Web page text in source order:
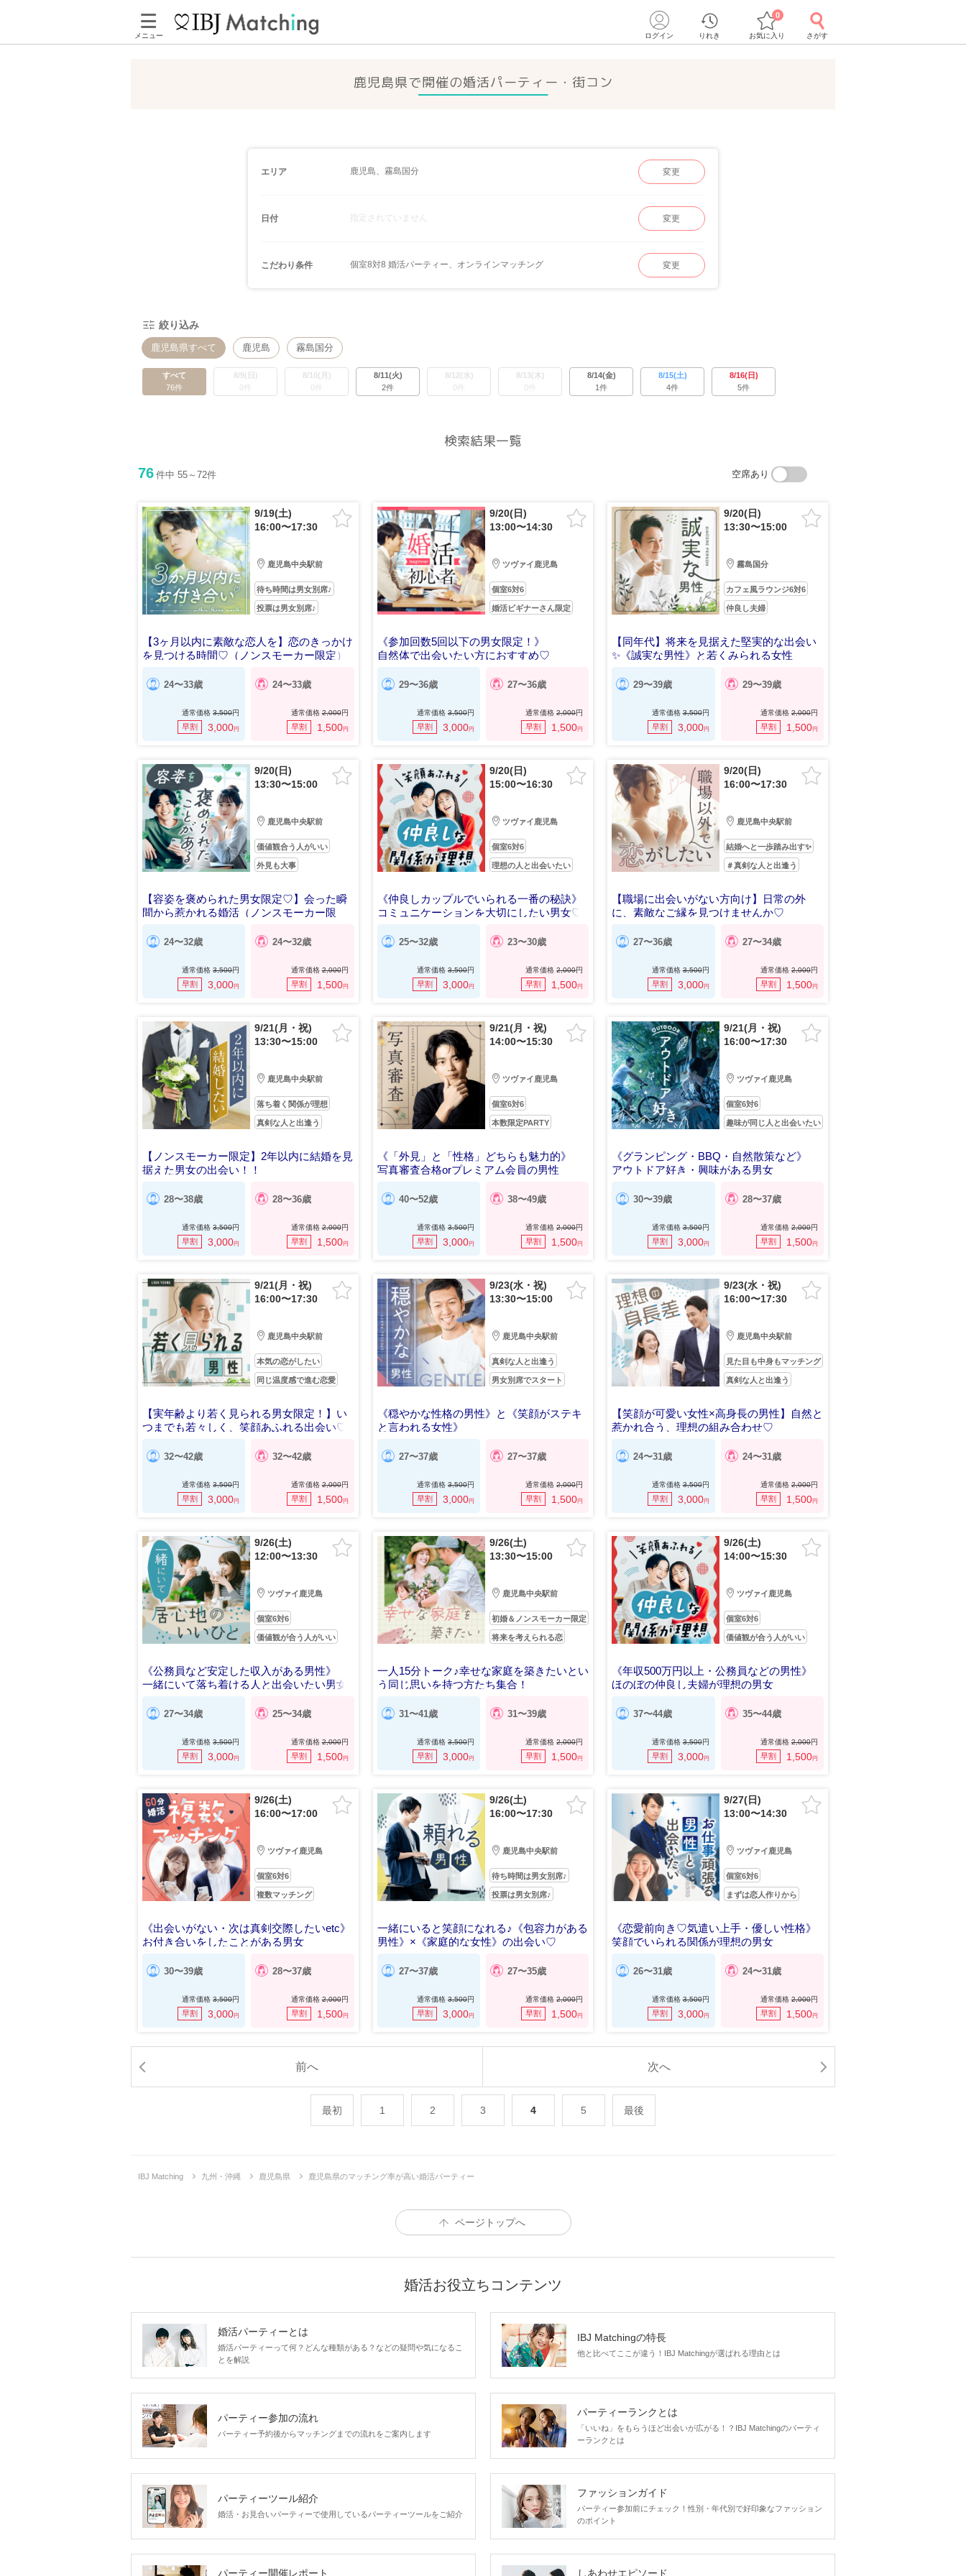
メニュー ログイン りれき お気に入り
0
さがす
鹿児島県で開催の婚活パーティー ・街コン
エリア 鹿児島、霧島国分 変更
日付 指定されていません 変更
こだわり条件 個室8対8 婚活パーティー、オンラインマッチング 変更
絞り込み
鹿児島県すべて 鹿児島 霧島国分
すべて
76件
8/9(日)
0件
8/10(月)
0件
8/11(火)
2件
8/12(水)
0件
8/13(木)
0件
8/14(金)
1件
8/15(土)
4件
8/16(日)
5件
検索結果一覧
76 件中 55～72件 空席あり
9/19(土)
16:00〜17:30
鹿児島中央駅前
待ち時間は男女別席♪
投票は男女別席♪
【3ヶ月以内に素敵な恋人を】恋のきっかけ
を見つける時間♡（ノンスモーカー限定）
24〜33歳
通常価格3,500円
早割 3,000円
24〜33歳
通常価格2,000円
早割 1,500円
9/20(日)
13:00〜14:30
ツヴァイ鹿児島
個室6対6
婚活ビギナーさん限定
《参加回数5回以下の男女限定！》
自然体で出会いたい方におすすめ♡
29〜36歳
通常価格 3,500円
早割 3,000円
27〜36歳
通常価格2,000円
早割 1,500円
9/20(日)
13:30〜15:00
霧島国分
カフェ風ラウンジ6対6
仲良し夫婦
【同年代】将来を見据えた堅実的な出会い
✨️《誠実な男性》と若くみられる女性
29〜39歳
通常価格3,500円
早割 3,000円
29〜39歳
通常価格 2,000円
早割 1,500円
9/20(日)
13:30〜15:00
鹿児島中央駅前
価値観合う人がいい
外見も大事
【容姿を褒められた男女限定♡】会った瞬
間から惹かれる婚活（ノンスモーカー限
24〜32歳
通常価格3,500円
早割 3,000円
24〜32歳
通常価格2,000円
早割 1,500円
9/20(日)
15:00〜16:30
ツヴァイ鹿児島
個室6対6
理想の人と出会いたい
《仲良しカップルでいられる一番の秘訣》
コミュニケーションを大切にしたい男女♡
25〜32歳
通常価格 3,500円
早割 3,000円
23〜30歳
通常価格2,000円
早割 1,500円
9/20(日)
16:00〜17:30
鹿児島中央駅前
結婚へと一歩踏み出す✨️
＃真剣な人と出逢う
【職場に出会いがない方向け】日常の外
に、素敵なご縁を見つけませんか♡
27〜36歳
通常価格3,500円
早割 3,000円
27〜34歳
通常価格 2,000円
早割 1,500円
9/21(月・祝)
13:30〜15:00
鹿児島中央駅前
落ち着く関係が理想
真剣な人と出逢う
【ノンスモーカー限定】2年以内に結婚を見
据えた男女の出会い！！
28〜38歳
通常価格3,500円
早割 3,000円
28〜36歳
通常価格2,000円
早割 1,500円
9/21(月・祝)
14:00〜15:30
ツヴァイ鹿児島
個室6対6
本数限定PARTY
《「外見」と「性格」どちらも魅力的》
写真審査合格orプレミアム会員の男性
40〜52歳
通常価格 3,500円
早割 3,000円
38〜49歳
通常価格2,000円
早割 1,500円
9/21(月・祝)
16:00〜17:30
ツヴァイ鹿児島
個室6対6
趣味が同じ人と出会いたい
《グランピング・BBQ・自然散策など》
アウトドア好き・興味がある男女
30〜39歳
通常価格3,500円
早割 3,000円
28〜37歳
通常価格 2,000円
早割 1,500円
9/21(月・祝)
16:00〜17:30
鹿児島中央駅前
本気の恋がしたい
同じ温度感で進む恋愛
【実年齢より若く見られる男女限定！】い
つまでも若々しく、笑顔あふれる出会い♡
32〜42歳
通常価格3,500円
早割 3,000円
32〜42歳
通常価格2,000円
早割 1,500円
9/23(水・祝)
13:30〜15:00
鹿児島中央駅前
真剣な人と出逢う
男女別席でスタート
《穏やかな性格の男性》と《笑顔がステキ
と言われる女性》
27〜37歳
通常価格 3,500円
早割 3,000円
27〜37歳
通常価格2,000円
早割 1,500円
9/23(水・祝)
16:00〜17:30
鹿児島中央駅前
見た目も中身もマッチング
真剣な人と出逢う
【笑顔が可愛い女性×高身長の男性】自然と
惹かれ合う、理想の組み合わせ♡
24〜31歳
通常価格3,500円
早割 3,000円
24〜31歳
通常価格 2,000円
早割 1,500円
9/26(土)
12:00〜13:30
ツヴァイ鹿児島
個室6対6
価値観が合う人がいい
《公務員など安定した収入がある男性》
一緒にいて落ち着ける人と出会いたい男女
27〜34歳
通常価格3,500円
早割 3,000円
25〜34歳
通常価格2,000円
早割 1,500円
9/26(土)
13:30〜15:00
鹿児島中央駅前
初婚＆ノンスモーカー限定
将来を考えられる恋
一人15分トーク♪幸せな家庭を築きたいとい
う同じ思いを持つ方たち集合！
31〜41歳
通常価格 3,500円
早割 3,000円
31〜39歳
通常価格2,000円
早割 1,500円
9/26(土)
14:00〜15:30
ツヴァイ鹿児島
個室6対6
価値観が合う人がいい
《年収500万円以上・公務員などの男性》
ほのぼの仲良し夫婦が理想の男女
37〜44歳
通常価格3,500円
早割 3,000円
35〜44歳
通常価格 2,000円
早割 1,500円
9/26(土)
16:00〜17:00
ツヴァイ鹿児島
個室6対6
複数マッチング
《出会いがない・次は真剣交際したいetc》
お付き合いをしたことがある男女
30〜39歳
通常価格3,500円
早割 3,000円
28〜37歳
通常価格2,000円
早割 1,500円
9/26(土)
16:00〜17:30
鹿児島中央駅前
待ち時間は男女別席♪
投票は男女別席♪
一緒にいると笑顔になれる♪《包容力がある
男性》×《家庭的な女性》の出会い♡
27〜37歳
通常価格 3,500円
早割 3,000円
27〜35歳
通常価格2,000円
早割 1,500円
9/27(日)
13:00〜14:30
ツヴァイ鹿児島
個室6対6
まずは恋人作りから
《恋愛前向き♡気遣い上手・優しい性格》
笑顔でいられる関係が理想の男女
26〜31歳
通常価格3,500円
早割 3,000円
24〜31歳
通常価格 2,000円
早割 1,500円
前へ 次へ
最初 1 2 3 4 5 最後
IBJ Matching 九州・沖縄 鹿児島県 鹿児島県のマッチング率が高い婚活パーティー
ページトップへ
婚活お役立ちコンテンツ
婚活パーティーとは
婚活パーティーって何？どんな種類がある？などの疑問や気になるこ
とを解説
IBJ Matchingの特長
他と比べてここが違う！IBJ Matchingが選ばれる理由とは
パーティー参加の流れ
パーティー予約後からマッチングまでの流れをご案内します
パーティーランクとは
「いいね」をもらうほど出会いが広がる！？IBJ Matchingのパーティ
ーランクとは
パーティーツール紹介
婚活・お見合いパーティーで使用しているパーティーツールをご紹介
ファッションガイド
パーティー参加前にチェック！性別・年代別で好印象なファッション
のポイント
パーティー開催レポート しあわせエピソード